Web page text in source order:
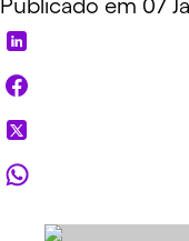
Publicado em 07